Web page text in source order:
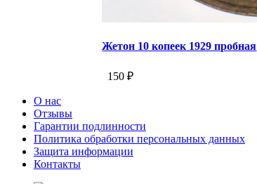
Жетон 10 копеек 1929 пробная
150 ₽
О нас
Отзывы
Гарантии подлинности
Политика обработки персональных данных
Защита информации
Контакты